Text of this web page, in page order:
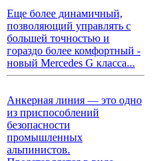
Еще более динамичный,
позволяющий управлять с
большей точностью и
гораздо более комфортный -
новый Mercedes G класса...
Анкерная линия — это одно
из приспособлений
безопасности
промышленных
альпинистов.